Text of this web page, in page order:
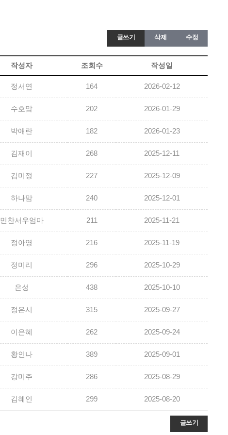
수정
삭제
글쓰기
작성자 조회수 작성일
정서연 164 2026-02-12
수호맘 202 2026-01-29
박애란 182 2026-01-23
김재이 268 2025-12-11
김미정 227 2025-12-09
하나맘 240 2025-12-01
민찬서우엄마 211 2025-11-21
정아영 216 2025-11-19
정미리 296 2025-10-29
은성 438 2025-10-10
정은시 315 2025-09-27
이은혜 262 2025-09-24
황인나 389 2025-09-01
강미주 286 2025-08-29
김혜인 299 2025-08-20
글쓰기